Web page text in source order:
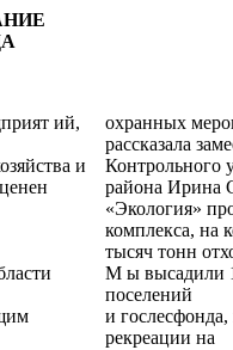
ий,
и
охранных
рассказала
Контрольного
района Ирина
«Экология»
комплекса, на
тысяч тонн
М ы высадили
поселений
и
рекреации на